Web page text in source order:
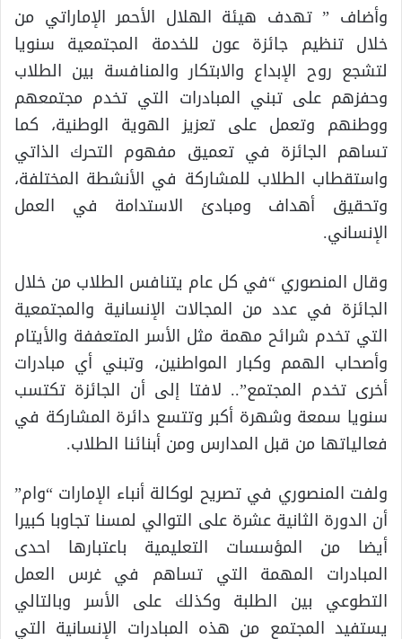
وأضاف ” تهدف هيئة الهلال الأحمر الإماراتي من
خلال تنظيم جائزة عون للخدمة المجتمعية سنويا
لتشجع روح الإبداع والابتكار والمنافسة بين الطلاب
وحفزهم على تبني المبادرات التي تخدم مجتمعهم
ووطنهم وتعمل على تعزيز الهوية الوطنية، كما
تساهم الجائزة في تعميق مفهوم التحرك الذاتي
واستقطاب الطلاب للمشاركة في الأنشطة المختلفة،
وتحقيق أهداف ومبادئ الاستدامة في العمل
الإنساني.
وقال المنصوري “في كل عام يتنافس الطلاب من خلال
الجائزة في عدد من المجالات الإنسانية والمجتمعية
التي تخدم شرائح مهمة مثل الأسر المتعففة والأيتام
وأصحاب الهمم وكبار المواطنين، وتبني أي مبادرات
أخرى تخدم المجتمع”.. لافتا إلى أن الجائزة تكتسب
سنويا سمعة وشهرة أكبر وتتسع دائرة المشاركة في
فعالياتها من قبل المدارس ومن أبنائنا الطلاب.
ولفت المنصوري في تصريح لوكالة أنباء الإمارات “وام”
أن الدورة الثانية عشرة على التوالي لمسنا تجاوبا كبيرا
أيضا من المؤسسات التعليمية باعتبارها احدى
المبادرات المهمة التي تساهم في غرس العمل
التطوعي بين الطلبة وكذلك على الأسر وبالتالي
يستفيد المجتمع من هذه المبادرات الإنسانية التي